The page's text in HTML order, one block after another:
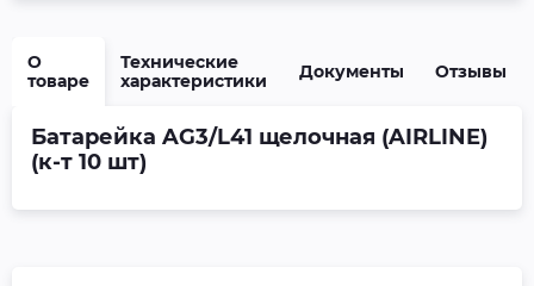
О
товаре
Технические
характеристики
Документы Отзывы
Батарейка AG3/L41 щелочная (AIRLINE)
(к-т 10 шт)